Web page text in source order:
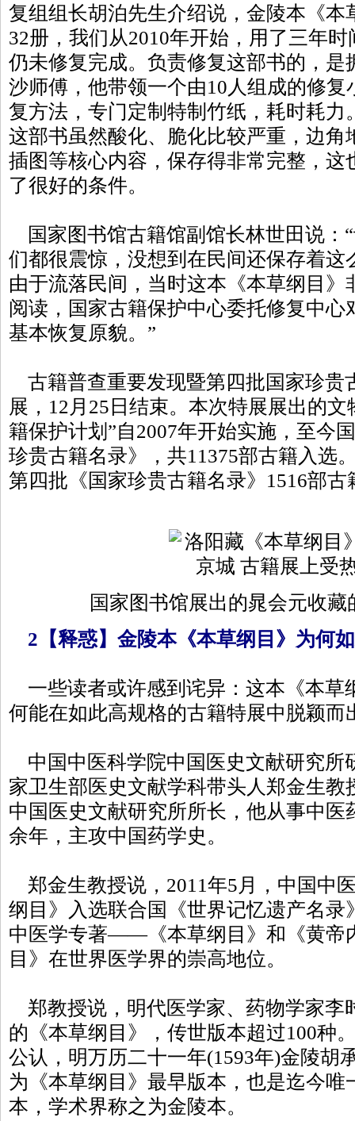
复组组长胡泊先生介绍说，金陵本《本
32册，我们从2010年开始，用了三年
仍未修复完成。负责修复这部书的，是
沙师傅，他带领一个由10人组成的修复
复方法，专门定制特制竹纸，耗时耗力
这部书虽然酸化、脆化比较严重，边角
插图等核心内容，保存得非常完整，这
了很好的条件。
国家图书馆古籍馆副馆长林世田说：
们都很震惊，没想到在民间还保存着这
由于流落民间，当时这本《本草纲目
阅读，国家古籍保护中心委托修复中心
基本恢复原貌。”
古籍普查重要发现暨第四批国家珍贵
展，12月25日结束。本次特展展出的
籍保护计划”自2007年开始实施，至今
珍贵古籍名录》，共11375部古籍入选
第四批《国家珍贵古籍名录》1516部
国家图书馆展出的晁会元收
2【释惑】金陵本《本草纲目》为何
一些读者或许感到诧异：这本《本草
何能在如此高规格的古籍特展中脱颖而
中国中医科学院中国医史文献研究所
家卫生部医史文献学科带头人郑金生教
中国医史文献研究所所长，他从事中医
余年，主攻中国药学史。
郑金生教授说，2011年5月，中国中
纲目》入选联合国《世界记忆遗产名录
中医学专著——《本草纲目》和《黄帝
目》在世界医学界的崇高地位。
郑教授说，明代医学家、药物学家李
的《本草纲目》，传世版本超过100种
公认，明万历二十一年(1593年)金陵胡
为《本草纲目》最早版本，也是迄今唯
本，学术界称之为金陵本。